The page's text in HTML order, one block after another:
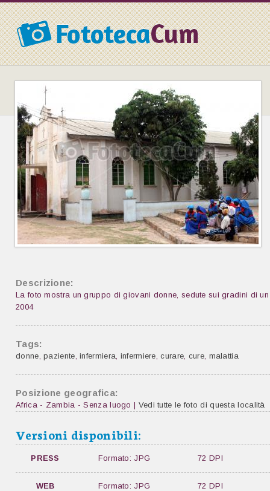
Descrizione:
La foto mostra un gruppo di giovani donne, sedute sui gradini di
2004
Tags:
donne,paziente,infermiera, infermiere,curare, cure, malattia
Posizione geografica:
Africa - Zambia - Senza luogo | Vedi tutte le foto di questa località
Versioni disponibili:
PRESS Formato: JPG 72 DPI
WEB Formato: JPG 72 DPI